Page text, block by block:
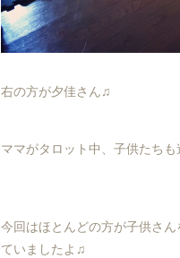
右の方が夕佳さん♫
ママがタロット中、子供たち
今回はほとんどの方が子供さ
ていましたよ♫